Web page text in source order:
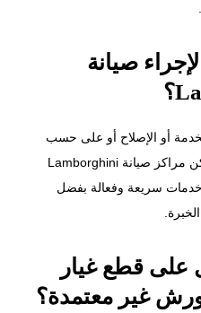
صيانة
أو الإصلاح أو على حسب
العطل والمشكلة في السيارة، ولكن مراكز صيانة Lamborghini
سريعة وفعالة بفضل
على قطع غيار